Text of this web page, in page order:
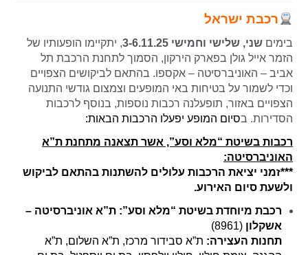
רכבת ישראל
בימים שני, שלישי וחמישי 3-6.11.25
, יתקיימו הופעותיו של
הזמר אייל גולן בפארק הירקון, הסמוך לתחנת הרכבת תל
אביב – האוניברסיטה – אקספו. בהתאם לביקושים הצפויים
וכדי לשמור על בטיחות באי המופעים וצמצום גודשי התנועה
הצפויים באזור, תופעלנה רכבות נוספות, בנוסף לרכבות
הסדירות. בסיום המופע יפעלו הרכבות הבאות:
רכבות בשיטת “מלא וסע”, אשר תצאנה מתחנת ת”א
האוניברסיטה:
***זמני יציאת הרכבות עלולים להשתנות בהתאם לביקוש
ולשעת סיום האירוע.
רכבת מיוחדת בשיטת “מלא וסע”: ת”א אוניברסיטה –
אשקלון (8961)
תחנות העצירה: ת”א סבידור מרכז, ת”א השלום, ת”א